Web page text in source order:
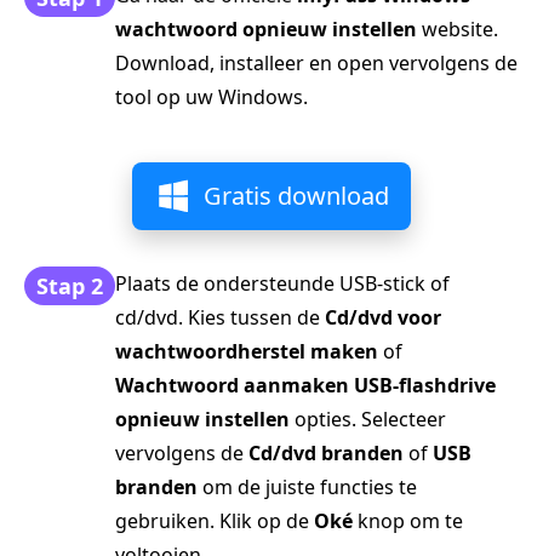
wachtwoord opnieuw instellen website.
Download, installeer en open vervolgens de
tool op uw Windows.
Gratis download
Stap 2 Plaats de ondersteunde USB-stick of
cd/dvd. Kies tussen de Cd/dvd voor
wachtwoordherstel maken of
Wachtwoord aanmaken USB-flashdrive
opnieuw instellen opties. Selecteer
vervolgens de Cd/dvd branden of USB
branden om de juiste functies te
gebruiken. Klik op de Oké knop om te